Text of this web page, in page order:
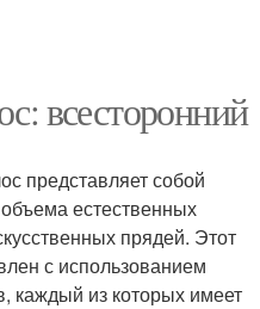
всесторонний
представляет собой
естественных
прядей. Этот
с использованием
каждый из которых имеет